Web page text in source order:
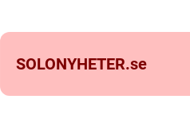
SOLONYHETER.se